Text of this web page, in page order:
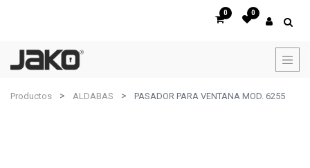
0 0
Productos ALDABAS PASADOR PARA VENTANA MOD. 6255